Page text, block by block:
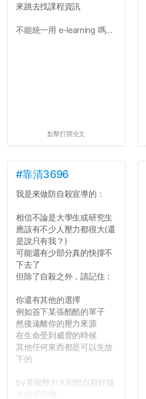
來跳去找課程資訊
不能統一用 e-learning 嗎...
點擊打開全文
#靠清3696
我是來做防自殺宣導的：
相信不論是大學生或研究生
應該有不少人壓力都很大(還
是說只有我？)
可能還有少部分真的快撐不
下去了
但除了自殺之外，請記住：
你還有其他的選擇
例如簽下某張酷酷的單子
然後遠離你的壓力來源
在生命受到威脅的時候
其他任何東西都是可以先放
下的
by某個壓力大到想自殺好幾